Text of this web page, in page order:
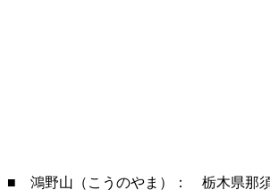
■ 鴻野山（こうのやま）： 栃木県那